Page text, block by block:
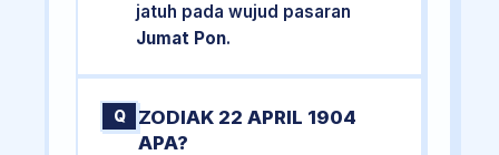
jatuh pada wujud pasaran
Jumat Pon.
Q
ZODIAK 22 APRIL 1904
APA?